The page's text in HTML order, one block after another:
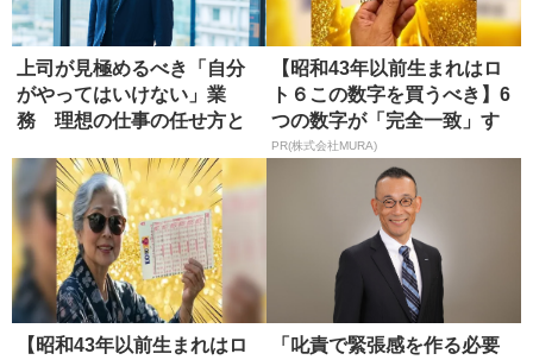
上司が見極めるべき「自分
がやってはいけない」業
務 理想の仕事の任せ方と
【昭和43年以前生まれはロ
ト６この数字を買うべき】6
つの数字が「完全一致」す
る方...
PR(株式会社MURA)
【昭和43年以前生まれはロ
「叱責で緊張感を作る必要